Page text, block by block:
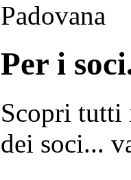
Padovana
Per i
Scopri tutti
dei soci...